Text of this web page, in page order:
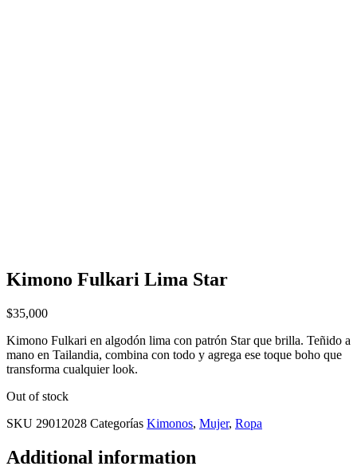
Kimono Fulkari Lima Star
$35,000
Kimono Fulkari en algodón lima con patrón Star que brilla. Teñido a
mano en Tailandia, combina con todo y agrega ese toque boho que
transforma cualquier look.
Out of stock
SKU 29012028 Categorías Kimonos, Mujer, Ropa
Additional information